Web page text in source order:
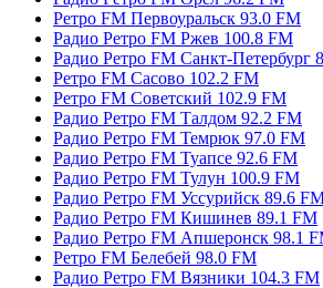
Ретро FM Первоуральск 93.0 FM
Радио Ретро FM Ржев 100.8 FM
Радио Ретро FM Санкт-Петербург
Ретро FM Сасово 102.2 FM
Ретро FM Советский 102.9 FM
Радио Ретро FM Талдом 92.2 FM
Радио Ретро FM Темрюк 97.0 FM
Радио Ретро FM Туапсе 92.6 FM
Радио Ретро FM Тулун 100.9 FM
Радио Ретро FM Уссурийск 89.6
Радио Ретро FM Кишинев 89.1 FM
Радио Ретро FM Апшеронск 98.1
Ретро FM Белебей 98.0 FM
Радио Ретро FM Вязники 104.3 FM